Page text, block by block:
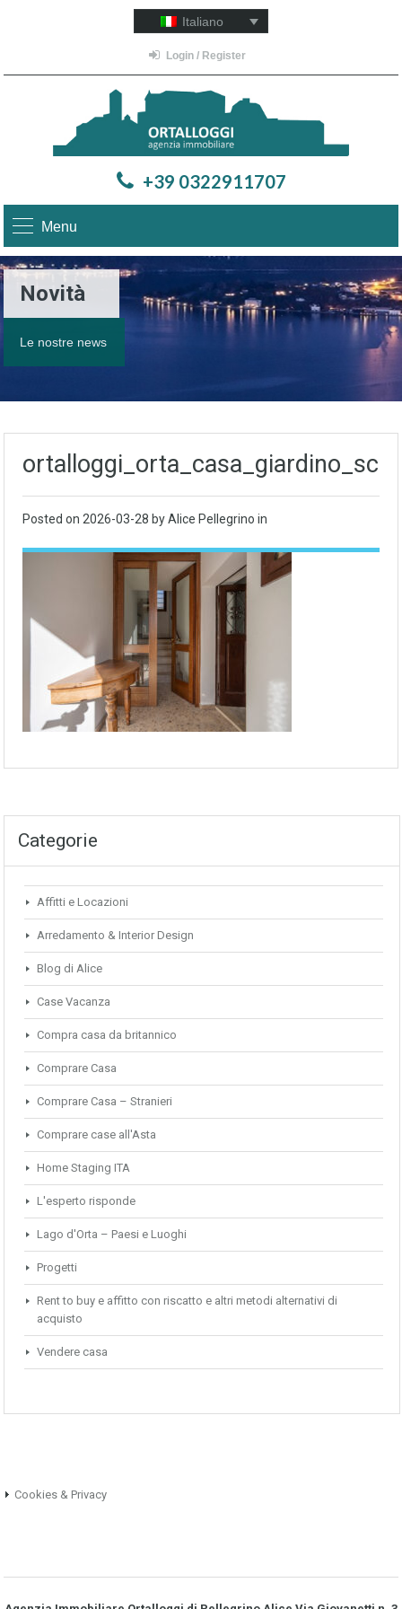
Italiano
Login / Register
+39 0322911707
Menu
Novità
Le nostre news
Posted on 2026-03-28 by Alice Pellegrino in
Categorie
Affitti e Locazioni
Arredamento & Interior Design
Blog di Alice
Case Vacanza
Compra casa da britannico
Comprare Casa
Comprare Casa – Stranieri
Comprare case all'Asta
Home Staging ITA
L'esperto risponde
Lago d'Orta – Paesi e Luoghi
Progetti
Rent to buy e affitto con riscatto e altri metodi alternativi di
acquisto
Vendere casa
Cookies & Privacy